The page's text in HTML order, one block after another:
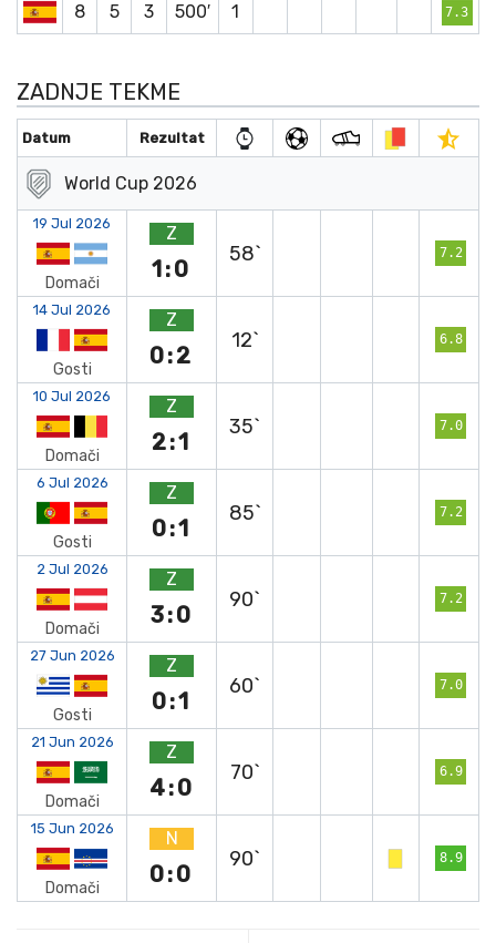
8 5 3 500′ 1 7.3
ZADNJE TEKME
Datum Rezultat
World Cup 2026
19 Jul 2026
Domači
Z
1:0
58` 7.2
14 Jul 2026
Gosti
Z
0:2
12` 6.8
10 Jul 2026
Domači
Z
2:1
35` 7.0
6 Jul 2026
Gosti
Z
0:1
85` 7.2
2 Jul 2026
Domači
Z
3:0
90` 7.2
27 Jun 2026
Gosti
Z
0:1
60` 7.0
21 Jun 2026
Domači
Z
4:0
70` 6.9
15 Jun 2026
Domači
N
0:0
90` 8.9